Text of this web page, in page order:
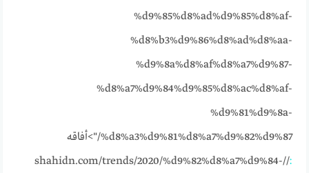
%d9%85%d8%ad%d9%85%d8%af-
%d8%b3%d9%86%d8%ad%d8%aa-
%d9%8a%d8%af%d8%a7%d9%87-
%d8%a7%d9%84%d9%85%d8%ac%d8%af-
%d9%81%d9%8a-
%d8%a3%d9%81%d8%a7%d9%82%d9%87/">أفاقه
:
//shahidn.com/trends/2020/%d9%82%d8%a7%d9%84-